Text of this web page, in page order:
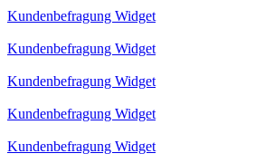
Kundenbefragung Widget
Kundenbefragung Widget
Kundenbefragung Widget
Kundenbefragung Widget
Kundenbefragung Widget